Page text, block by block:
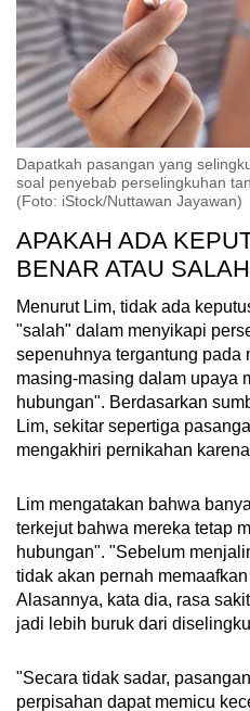
Dapatkah pasangan yang
soal penyebab perselingkuhan
(Foto: iStock/Nuttawan Jayawan)
APAKAH ADA
BENAR ATAU
Menurut Lim, tidak ada
"salah" dalam menyikapi
sepenuhnya tergantung pada
masing-masing dalam upaya
hubungan". Berdasarkan
Lim, sekitar sepertiga
mengakhiri pernikahan
Lim mengatakan bahwa
terkejut bahwa mereka tetap
hubungan". "Sebelum
tidak akan pernah
Alasannya, kata dia, rasa
jadi lebih buruk dari
"Secara tidak sadar,
perpisahan dapat memicu